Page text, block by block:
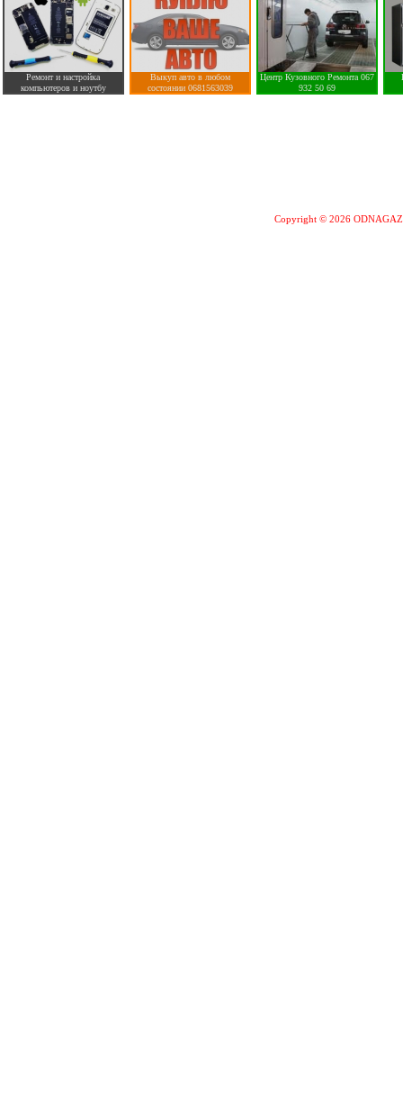
Ремонт и настройка
компьютеров и ноутбу
Выкуп авто в любом
состоянии 0681563039
Центр Кузовного Ремонта 067
932 50 69
Copyright © 2026